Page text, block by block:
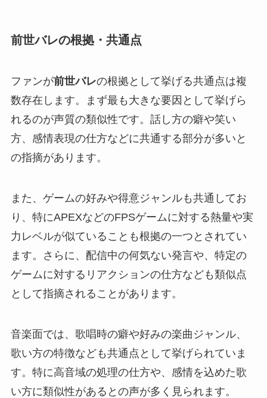
前世バレの根拠・共通点
ファンが前世バレの根拠として挙げる共通点は複
数存在します。まず最も大きな要因として挙げら
れるのが声質の類似性です。話し方の癖や笑い
方、感情表現の仕方などに共通する部分が多いと
の指摘があります。
また、ゲームの好みや得意ジャンルも共通してお
り、特にAPEXなどのFPSゲームに対する熱量や実
力レベルが似ていることも根拠の一つとされてい
ます。さらに、配信中の何気ない発言や、特定の
ゲームに対するリアクションの仕方なども類似点
として指摘されることがあります。
音楽面では、歌唱時の癖や好みの楽曲ジャンル、
歌い方の特徴なども共通点として挙げられていま
す。特に高音域の処理の仕方や、感情を込めた歌
い方に類似性があるとの声が多く見られます。